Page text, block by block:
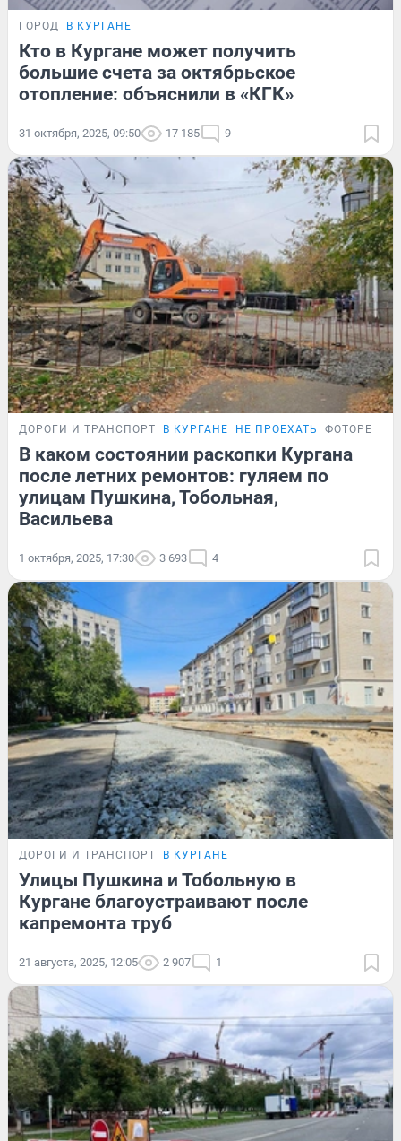
ГОРОД В КУРГАНЕ
Кто в Кургане может получить
большие счета за октябрьское
отопление: объяснили в «КГК»
31 октября, 2025, 09:50 17 185 9
ДОРОГИ И ТРАНСПОРТ В КУРГАНЕ НЕ ПРОЕХАТЬ
В каком состоянии раскопки Кургана
после летних ремонтов: гуляем по
улицам Пушкина, Тобольная,
Васильева
1 октября, 2025, 17:30 3 693 4
ДОРОГИ И ТРАНСПОРТ В КУРГАНЕ
Улицы Пушкина и Тобольную в
Кургане благоустраивают после
капремонта труб
21 августа, 2025, 12:05 2 907 1